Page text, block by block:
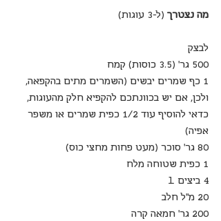
מה נצטרך (ל-3 עוגות)
לבצק
500 גר' (3.5 כוסות) קמח
1 כף שמרים יבשים (השמרים מתים בהקפאה,
ולכן, אם יש בכוונתכם להקפיא חלק מהעוגות,
כדאי להוסיף עוד 1/2 כפית שמרים או משפר
אפיה)
80 גר' סוכר (מעט פחות מחצי כוס)
1 כפית שטוחה מלח
4 ביצים L
20 מ"ל חלב
200 גר' חמאה קרה